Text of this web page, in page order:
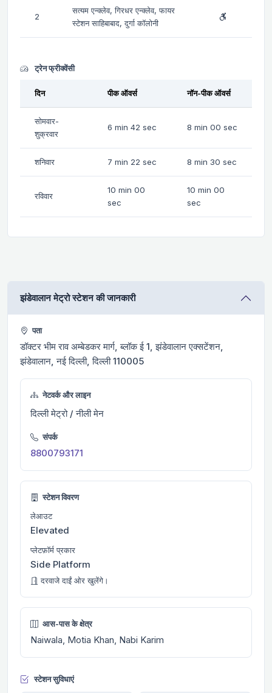
2
सत्यम एन्क्लेव, गिरधर एन्क्लेव, फायर
स्टेशन साहिबाबाद, दुर्गा कॉलोनी
ट्रेन फ्रीक्वेंसी
दिन पीक ऑवर्स नॉन-पीक ऑवर्स
सोमवार-
शुक्रवार
6 min 42 sec 8 min 00 sec
शनिवार 7 min 22 sec 8 min 30 sec
रविवार
10 min 00
sec
10 min 00
sec
झंडेवालान मेट्रो स्टेशन की जानकारी
पता
डॉक्टर भीम राव अम्बेडकर मार्ग, ब्लॉक ई 1, झंडेवालान एक्सटेंशन,
झंडेवालान, नई दिल्ली, दिल्ली 110005
नेटवर्क और लाइन
दिल्ली मेट्रो / नीली मेन
संपर्क
8800793171
स्टेशन विवरण
लेआउट
Elevated
प्लेटफ़ॉर्म प्रकार
Side Platform
दरवाजे दाईं ओर खुलेंगे।
आस-पास के क्षेत्र
Naiwala, Motia Khan, Nabi Karim
स्टेशन सुविधाएं